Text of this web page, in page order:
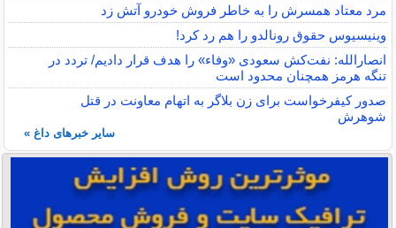
مرد معتاد همسرش را به خاطر فروش خودرو آتش زد
وینیسیوس حقوق رونالدو را هم رد کرد!
انصارالله: نفت‌کش سعودی «وفاء» را هدف قرار دادیم/ تردد در
تنگه هرمز همچنان محدود است
صدور کیفرخواست برای زن بلاگر به اتهام معاونت در قتل
شوهرش
سایر خبرهای داغ »